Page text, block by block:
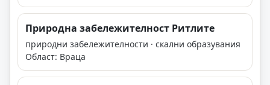
Природна забележителност Ритлите
природни забележителности · скални образувания
Област: Враца